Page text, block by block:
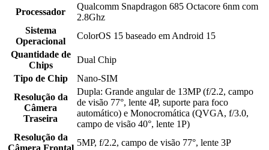
Processador
Qualcomm Snapdragon 685 Octacore 6nm com
2.8Ghz
Sistema
Operacional
ColorOS 15 baseado em Android 15
Quantidade de
Chips
Dual Chip
Tipo de Chip
Nano-SIM
Resolução da
Câmera
Traseira
Dupla: Grande angular de 13MP (f/2.2, campo
de visão 77°, lente 4P, suporte para foco
automático) e Monocromática (QVGA, f/3.0,
campo de visão 40°, lente 1P)
Resolução da
Câmera Frontal
5MP, f/2.2, campo de visão 77°, lente 3P